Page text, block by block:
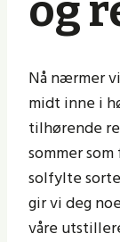
og
Nå nærmer
midt inne i
tilhørende
sommer
solfylte
gir vi deg
våre